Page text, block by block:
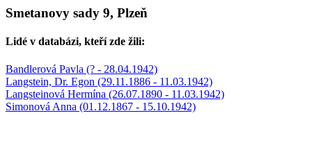
Smetanovy sady 9, Plzeň
Lidé v databázi, kteří zde žili:
Bandlerová Pavla (? - 28.04.1942)
Langstein, Dr. Egon (29.11.1886 - 11.03.1942)
Langsteinová Hermína (26.07.1890 - 11.03.1942)
Simonová Anna (01.12.1867 - 15.10.1942)